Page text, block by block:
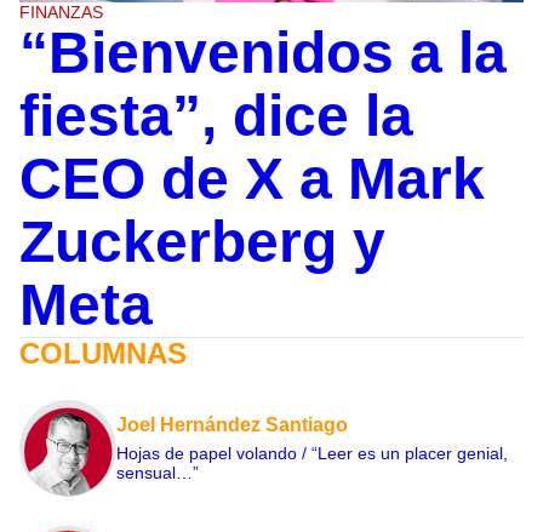
FINANZAS
“Bienvenidos a la
fiesta”, dice la
CEO de X a Mark
Zuckerberg y
Meta
COLUMNAS
Joel Hernández Santiago
Hojas de papel volando / “Leer es un placer genial,
sensual…”